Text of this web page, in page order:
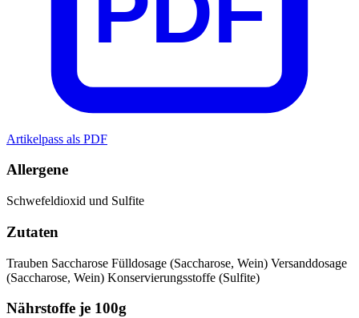
Artikelpass als PDF
Allergene
Schwefeldioxid und Sulfite
Zutaten
Trauben Saccharose Fülldosage (Saccharose, Wein) Versanddosage
(Saccharose, Wein) Konservierungsstoffe (Sulfite)
Nährstoffe je 100g